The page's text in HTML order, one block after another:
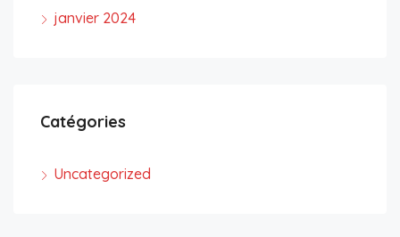
janvier 2024
Catégories
Uncategorized